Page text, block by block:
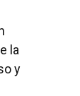
la
y